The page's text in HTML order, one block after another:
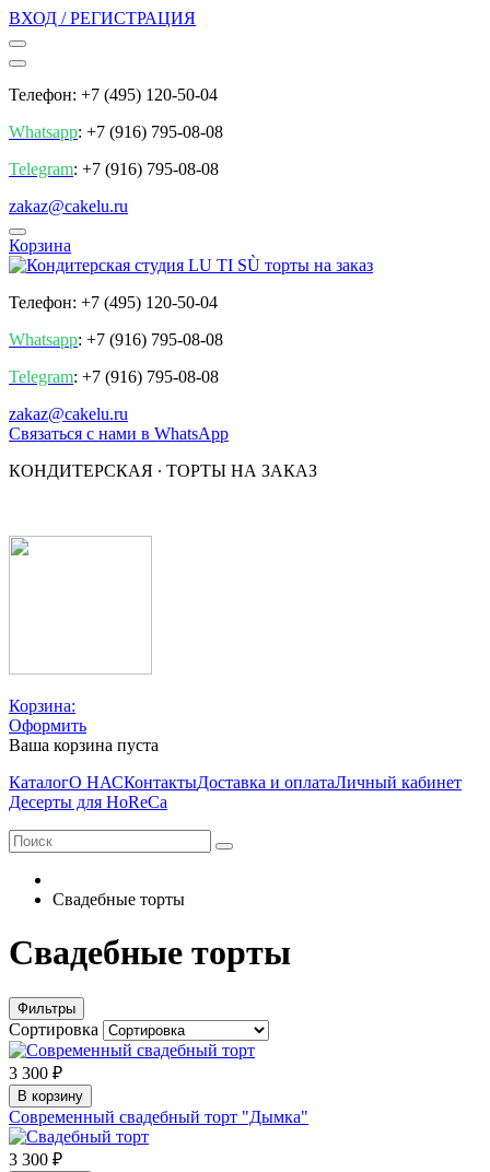
ВХОД / РЕГИСТРАЦИЯ
Телефон: +7 (495) 120-50-04
Whatsapp: +7 (916) 795-08-08
Telegram: +7 (916) 795-08-08
zakaz@cakelu.ru
Корзина
Телефон: +7 (495) 120-50-04
Whatsapp: +7 (916) 795-08-08
Telegram: +7 (916) 795-08-08
zakaz@cakelu.ru
Cвязаться с нами в WhatsApp
КОНДИТЕРСКАЯ ∙ ТОРТЫ НА ЗАКАЗ
Корзина:
Оформить
Ваша корзина пуста
КаталогО НАСКонтактыДоставка и оплатаЛичный кабинет
Десерты для HoReCa
Свадебные торты
Свадебные торты
Фильтры
Сортировка
3 300 ₽
В корзину
Современный свадебный торт "Дымка"
3 300 ₽